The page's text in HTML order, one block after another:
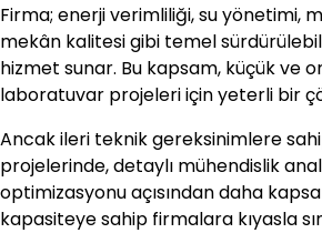
Firma; enerji verimliliği, su yönetimi,
mekân kalitesi gibi temel
hizmet sunar. Bu kapsam, küçük ve
laboratuvar projeleri için yeterli bir
Ancak ileri teknik gereksinimlere
projelerinde, detaylı mühendislik
optimizasyonu açısından daha
kapasiteye sahip firmalara kıyasla